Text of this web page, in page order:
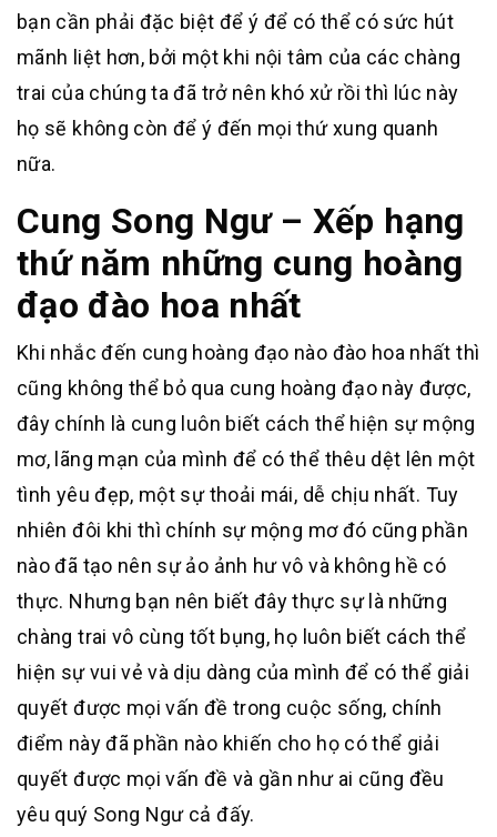
bạn cần phải đặc biệt để ý để có thể có sức hút
mãnh liệt hơn, bởi một khi nội tâm của các chàng
trai của chúng ta đã trở nên khó xử rồi thì lúc này
họ sẽ không còn để ý đến mọi thứ xung quanh
nữa.
Cung Song Ngư – Xếp hạng
thứ năm những cung hoàng
đạo đào hoa nhất
Khi nhắc đến cung hoàng đạo nào đào hoa nhất thì
cũng không thể bỏ qua cung hoàng đạo này được,
đây chính là cung luôn biết cách thể hiện sự mộng
mơ, lãng mạn của mình để có thể thêu dệt lên một
tình yêu đẹp, một sự thoải mái, dễ chịu nhất. Tuy
nhiên đôi khi thì chính sự mộng mơ đó cũng phần
nào đã tạo nên sự ảo ảnh hư vô và không hề có
thực. Nhưng bạn nên biết đây thực sự là những
chàng trai vô cùng tốt bụng, họ luôn biết cách thể
hiện sự vui vẻ và dịu dàng của mình để có thể giải
quyết được mọi vấn đề trong cuộc sống, chính
điểm này đã phần nào khiến cho họ có thể giải
quyết được mọi vấn đề và gần như ai cũng đều
yêu quý Song Ngư cả đấy.